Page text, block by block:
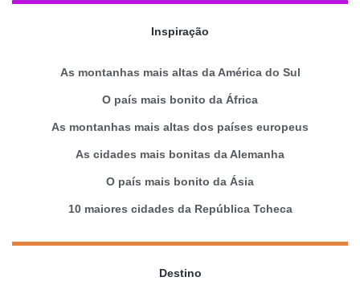
Inspiração
As montanhas mais altas da América do Sul
O país mais bonito da África
As montanhas mais altas dos países europeus
As cidades mais bonitas da Alemanha
O país mais bonito da Ásia
10 maiores cidades da República Tcheca
Destino